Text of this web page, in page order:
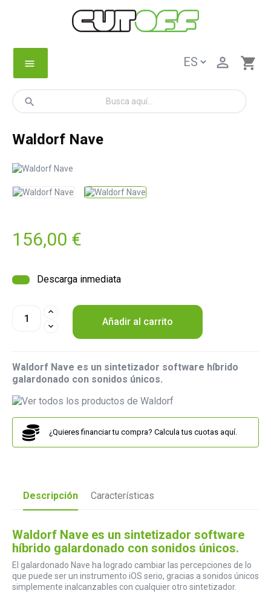
menu shopping_cart

search
Waldorf Nave
156,00 €
Descarga inmediata
Añadir al carrito
Waldorf Nave es un sintetizador software híbrido
galardonado con sonidos únicos.
¿Quieres financiar tu compra? Calcula tus cuotas aquí.
Descripción Características
Waldorf Nave es un sintetizador software
híbrido galardonado con sonidos únicos.
El galardonado Nave ha logrado cambiar las percepciones de lo
que puede ser un instrumento iOS serio, gracias a sonidos únicos
simplemente inalcanzables con cualquier otro sintetizador.